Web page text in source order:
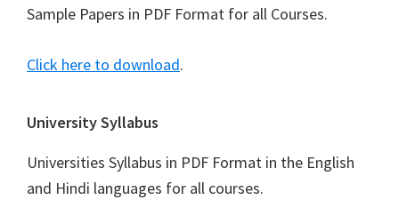
Sample Papers in PDF Format for all Courses.
Click here to download.
University Syllabus
Universities Syllabus in PDF Format in the English
and Hindi languages for all courses.